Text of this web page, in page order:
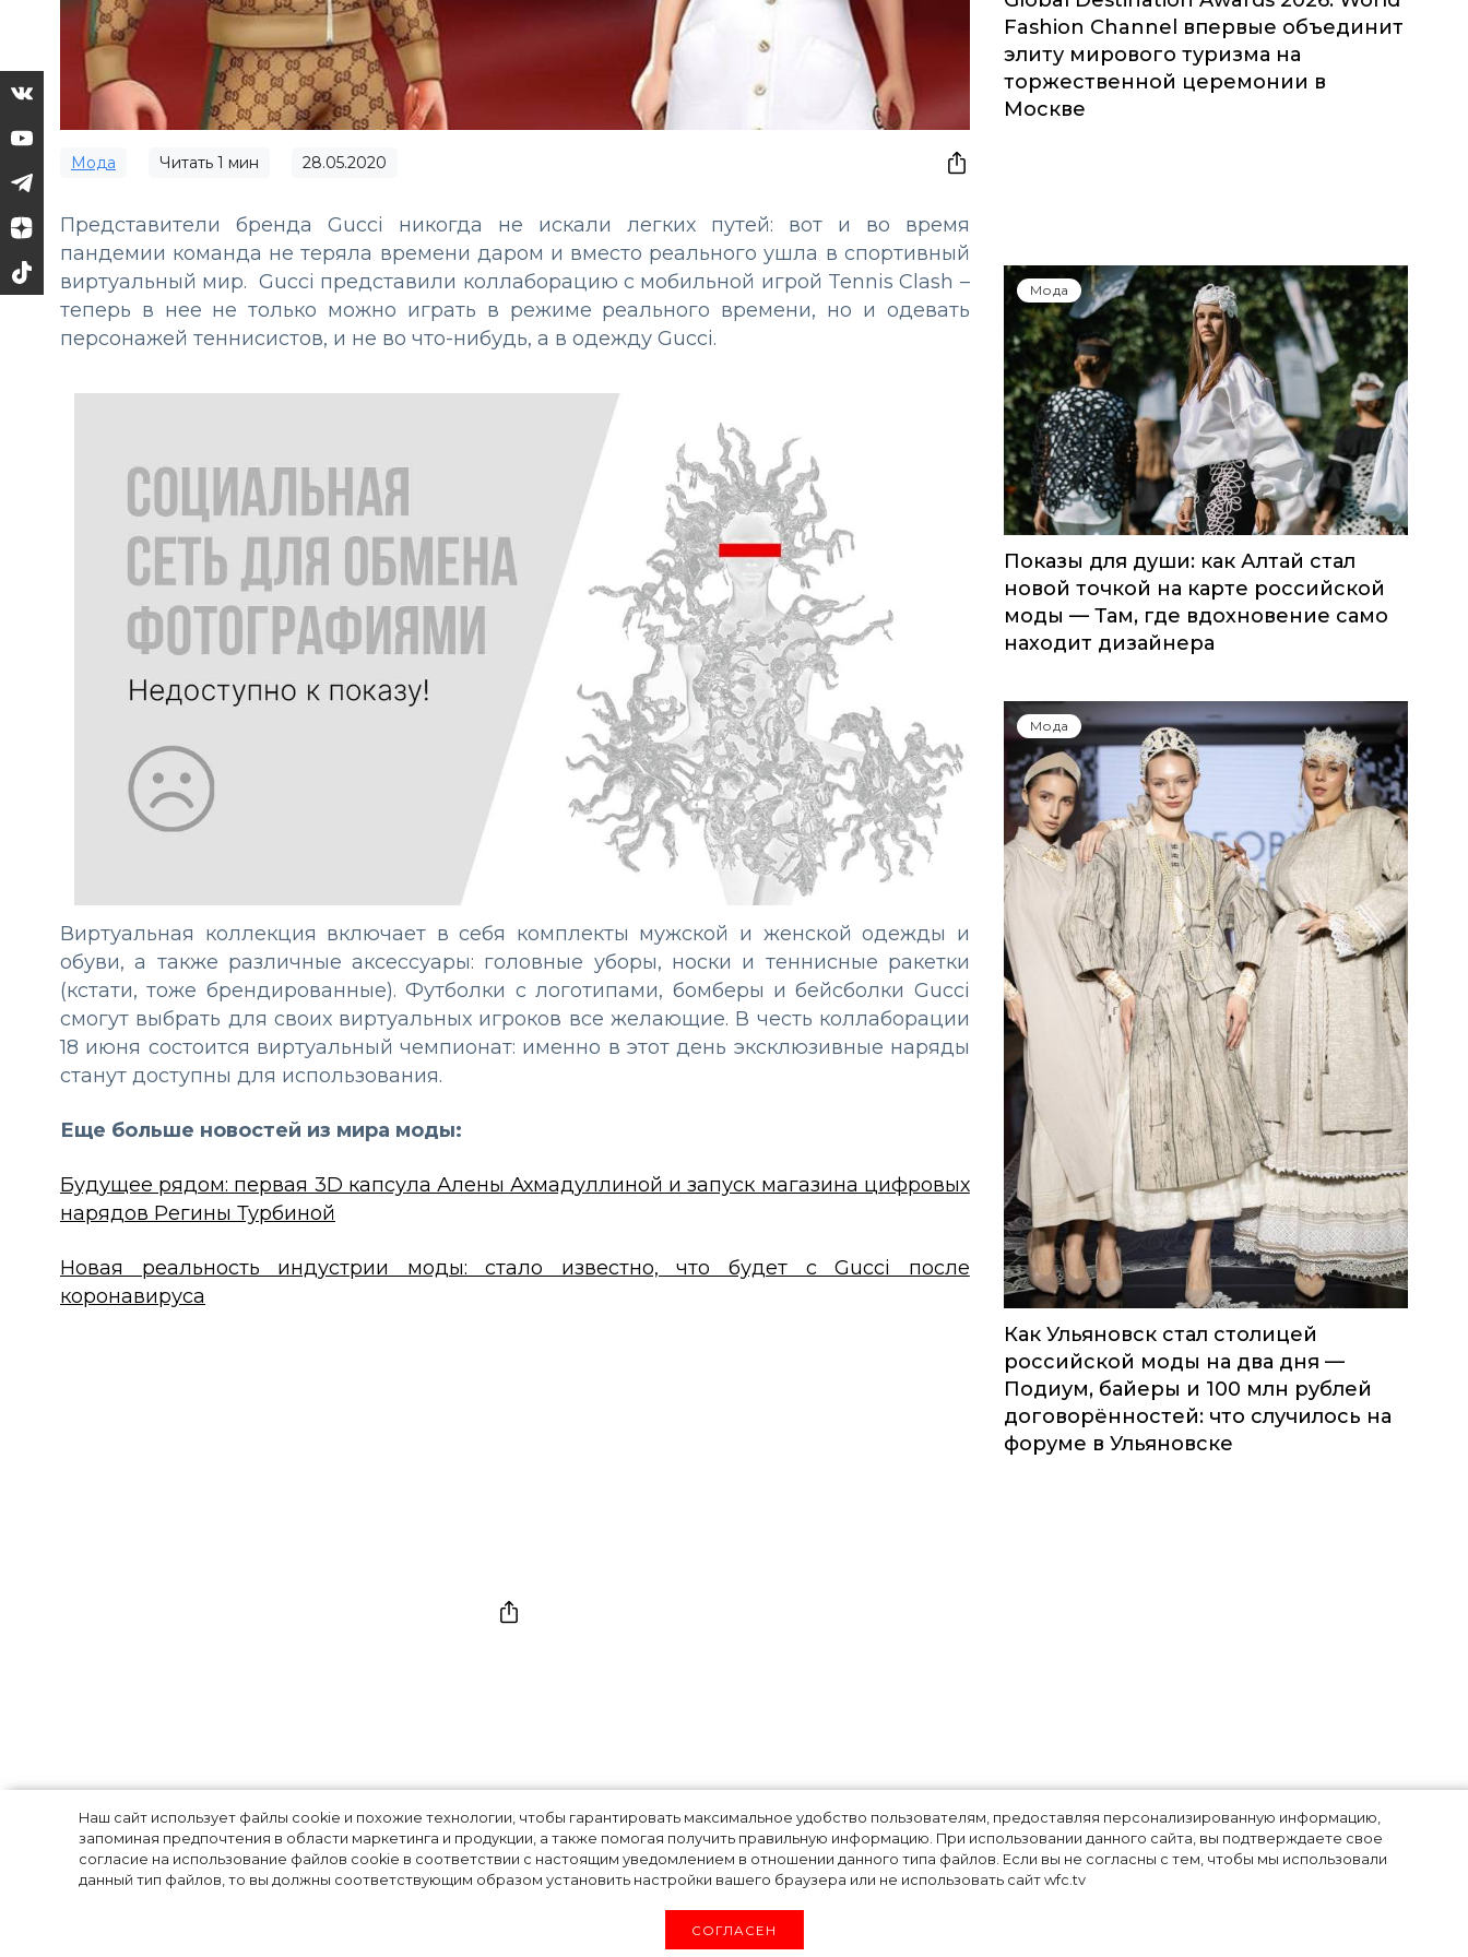
Наш сайт использует файлы cookie и похожие технологии, чтобы гарантировать максимальное удобство пользователям, предоставляя персонализированную информацию,
запоминая предпочтения в области маркетинга и продукции, а также помогая получить правильную информацию. При использовании данного сайта, вы подтверждаете свое
согласие на использование файлов cookie в соответствии с настоящим уведомлением в отношении данного типа файлов. Если вы не согласны с тем, чтобы мы использовали
данный тип файлов, то вы должны соответствующим образом установить настройки вашего браузера или не использовать сайт wfc.tv
СОГЛАСЕН
Мода Читать 1 мин 28.05.2020
Представители бренда Gucci никогда не искали легких путей: вот и во время
пандемии команда не теряла времени даром и вместо реального ушла в спортивный
виртуальный мир. Gucci представили коллаборацию с мобильной игрой Tennis Clash –
теперь в нее не только можно играть в режиме реального времени, но и одевать
персонажей теннисистов, и не во что-нибудь, а в одежду Gucci.
Виртуальная коллекция включает в себя комплекты мужской и женской одежды и
обуви, а также различные аксессуары: головные уборы, носки и теннисные ракетки
(кстати, тоже брендированные). Футболки с логотипами, бомберы и бейсболки Gucci
смогут выбрать для своих виртуальных игроков все желающие. В честь коллаборации
18 июня состоится виртуальный чемпионат: именно в этот день эксклюзивные наряды
станут доступны для использования.
Еще больше новостей из мира моды:
Будущее рядом: первая 3D капсула Алены Ахмадуллиной и запуск магазина цифровых
нарядов Регины Турбиной
Новая реальность индустрии моды: стало известно, что будет с Gucci после
коронавируса
Fashion Channel впервые объединит
элиту мирового туризма на
торжественной церемонии в
Москве
Мода
Показы для души: как Алтай стал
новой точкой на карте российской
моды — Там, где вдохновение само
находит дизайнера
Мода
Как Ульяновск стал столицей
российской моды на два дня —
Подиум, байеры и 100 млн рублей
договорённостей: что случилось на
форуме в Ульяновске
Образ дня: Рита Ора показала, с
чем сочетать бежевый топ летом